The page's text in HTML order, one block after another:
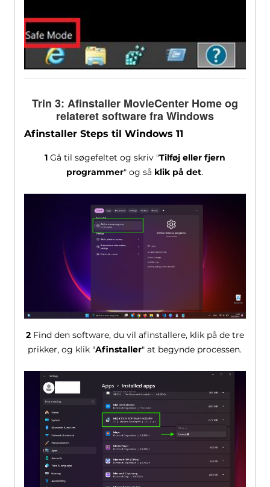
Trin 3: Afinstaller MovieCenter Home og
relateret software fra Windows
Afinstaller Steps til Windows 11
1Gå til søgefeltet og skriv "Tilføj eller fjern
programmer" og så klik på det.
2Find den software, du vil afinstallere, klik på de tre
prikker, og klik "Afinstaller" at begynde processen.